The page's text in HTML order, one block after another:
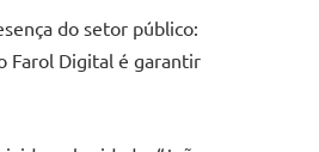
do setor público:
Farol Digital é garantir